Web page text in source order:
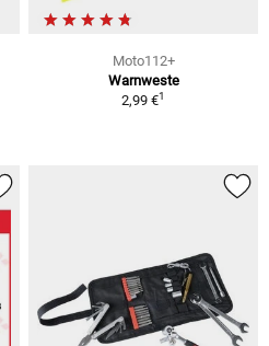
Moto112+
Warnweste
2,99 €1